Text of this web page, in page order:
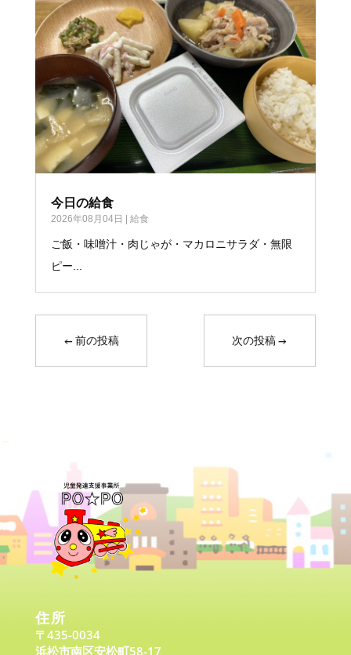
今日の給食
2026年08月04日 | 給食
ご飯・味噌汁・肉じゃが・マカロニサラダ・無限
ピー...
←前の投稿 次の投稿→
住所
〒435-0034
浜松市南区安松町58-17